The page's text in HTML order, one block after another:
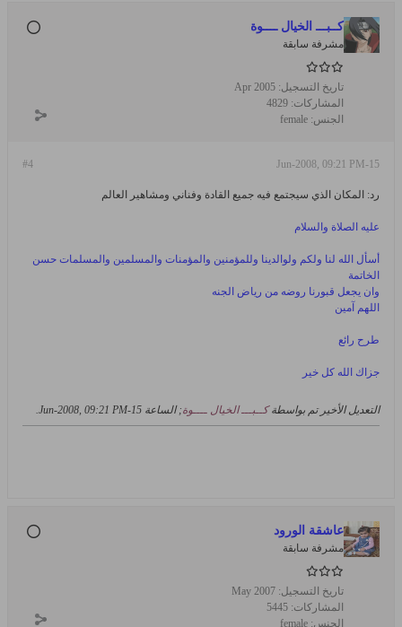
كــبـــ الخيال ــــوة
مشرفة سابقة
تاريخ التسجيل: Apr 2005
المشاركات: 4829
الجنس: female
#4 15-Jun-2008, 09:21 PM
رد: المكان الذي سيجتمع فيه جميع القادة وفناني ومشاهير العالم
عليه الصلاة والسلام
أسأل الله لنا ولكم ولوالدينا وللمؤمنين والمؤمنات والمسلمين والمسلمات حسن
الخاتمة
وان يجعل قبورنا روضه من رياض الجنه
اللهم آمين
طرح رائع
جزاك الله كل خير
التعديل الأخير تم بواسطةكــبـــ الخيال ــــوة; الساعة 15-Jun-2008, 09:21 PM
.
عاشقة الورود
مشرفة سابقة
تاريخ التسجيل: May 2007
المشاركات: 5445
الجنس: female